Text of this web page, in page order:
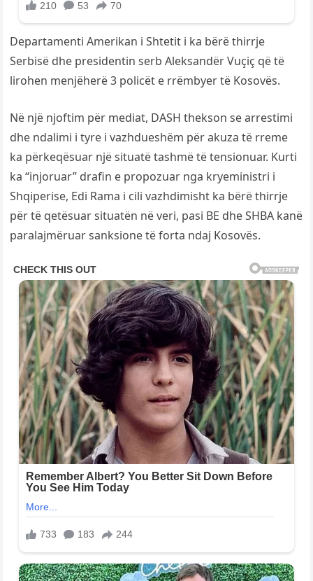
Departamenti Amerikan i Shtetit i ka bërë thirrje
Serbisë dhe presidentin serb Aleksandër Vuçiç që të
lirohen menjëherë 3 policët e rrëmbyer të Kosovës.
Në një njoftim për mediat, DASH thekson se arrestimi
dhe ndalimi i tyre i vazhdueshëm për akuza të rreme
ka përkeqësuar një situatë tashmë të tensionuar. Kurti
ka “injoruar” drafin e propozuar nga kryeministri i
Shqiperise, Edi Rama i cili vazhdimisht ka bërë thirrje
për të qetësuar situatën në veri, pasi BE dhe SHBA kanë
paralajmëruar sanksione të forta ndaj Kosovës.